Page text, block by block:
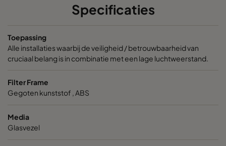
Specificaties
Toepassing
Alle installaties waarbij de veiligheid / betrouwbaarheid van
cruciaal belang is in combinatie met een lage luchtweerstand.
Filter Frame
Gegoten kunststof , ABS
Media
Glasvezel